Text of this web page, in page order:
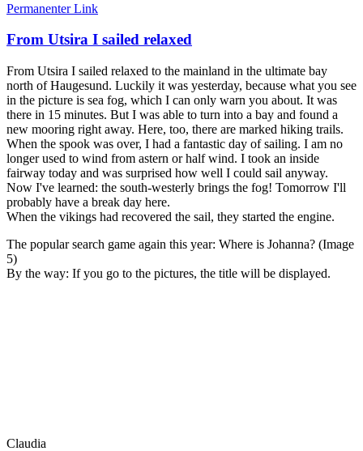
Permanenter Link
From Utsira I sailed relaxed
From Utsira I sailed relaxed to the mainland in the ultimate bay
north of Haugesund. Luckily it was yesterday, because what you see
in the picture is sea fog, which I can only warn you about. It was
there in 15 minutes. But I was able to turn into a bay and found a
new mooring right away. Here, too, there are marked hiking trails.
When the spook was over, I had a fantastic day of sailing. I am no
longer used to wind from astern or half wind. I took an inside
fairway today and was surprised how well I could sail anyway.
Now I've learned: the south-westerly brings the fog! Tomorrow I'll
probably have a break day here.
When the vikings had recovered the sail, they started the engine.
The popular search game again this year: Where is Johanna? (Image
5)
By the way: If you go to the pictures, the title will be displayed.
Claudia